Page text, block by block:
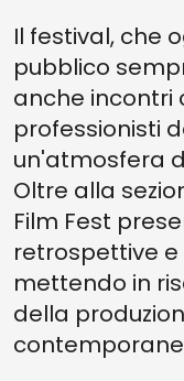
Il festival, che
pubblico
anche incontri
professionisti
un'atmosfera
Oltre alla
Film Fest
retrospettive
mettendo in
della